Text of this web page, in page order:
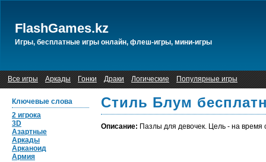
FlashGames.kz
Игры, бесплатные игры онлайн, флеш-игры, мини-игры
Все игры Аркады Гонки Драки Логические Популярные игры
Ключевые слова
2 игрока
3D
Азартные
Аркады
Арканоид
Армия
Стиль Блум
Описание: Пазлы для девочек. Цель - на время